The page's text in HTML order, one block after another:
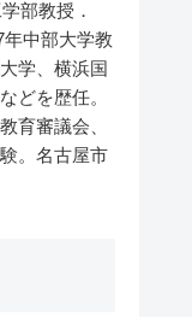
部教授．
中部大学教
学、横浜国
どを歴任。
育審議会、
。名古屋市